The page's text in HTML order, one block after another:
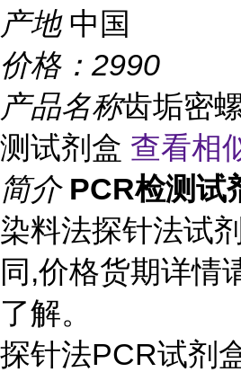
产地 中国
价格： 2990
产品名称齿垢密
测试剂盒 查看相
简介 PCR检测试
染料法探针法试
同,价格货期详情
了解。
探针法PCR试剂